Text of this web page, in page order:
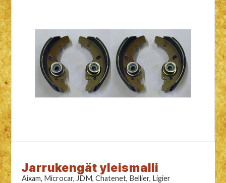
Jarrukengät yleismalli
Aixam, Microcar, JDM, Chatenet, Bellier, Ligier